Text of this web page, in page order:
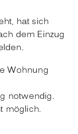
hat sich
dem Einzug
Wohnung
notwendig.
möglich.